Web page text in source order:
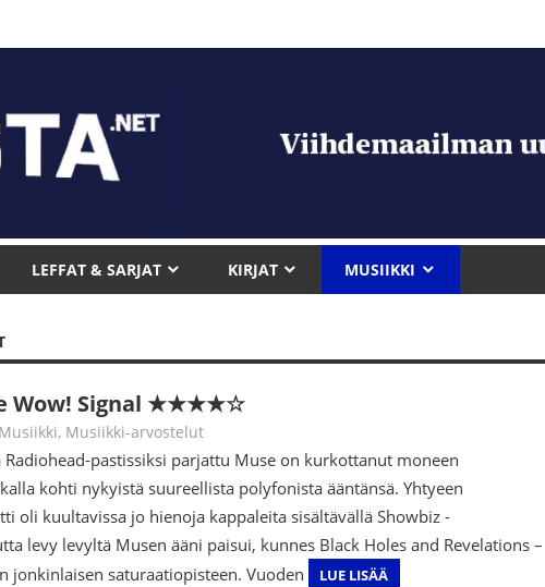
LEFFAT & SARJAT KIRJAT MUSIIKKI
Wow! Signal ★★★★☆
Tomi Asuintupa
Musiikki, Musiikki-arvostelut
Radiohead-pastissiksi parjattu Muse on kurkottanut moneen
kohti nykyistä suureellista polyfonista ääntänsä. Yhtyeen
oli kuultavissa jo hienoja kappaleita sisältävällä Showbiz -
levy levyltä Musen ääni paisui, kunnes Black Holes and Revelations –
jonkinlaisen saturaatiopisteen. Vuoden
LUE LISÄÄ